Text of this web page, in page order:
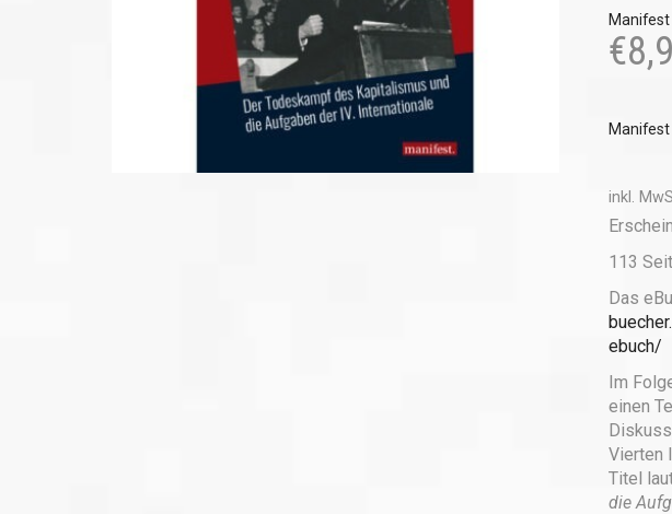
€
inkl.
113
Das
ebuch/
Im
einen
Vierten
Titel
die